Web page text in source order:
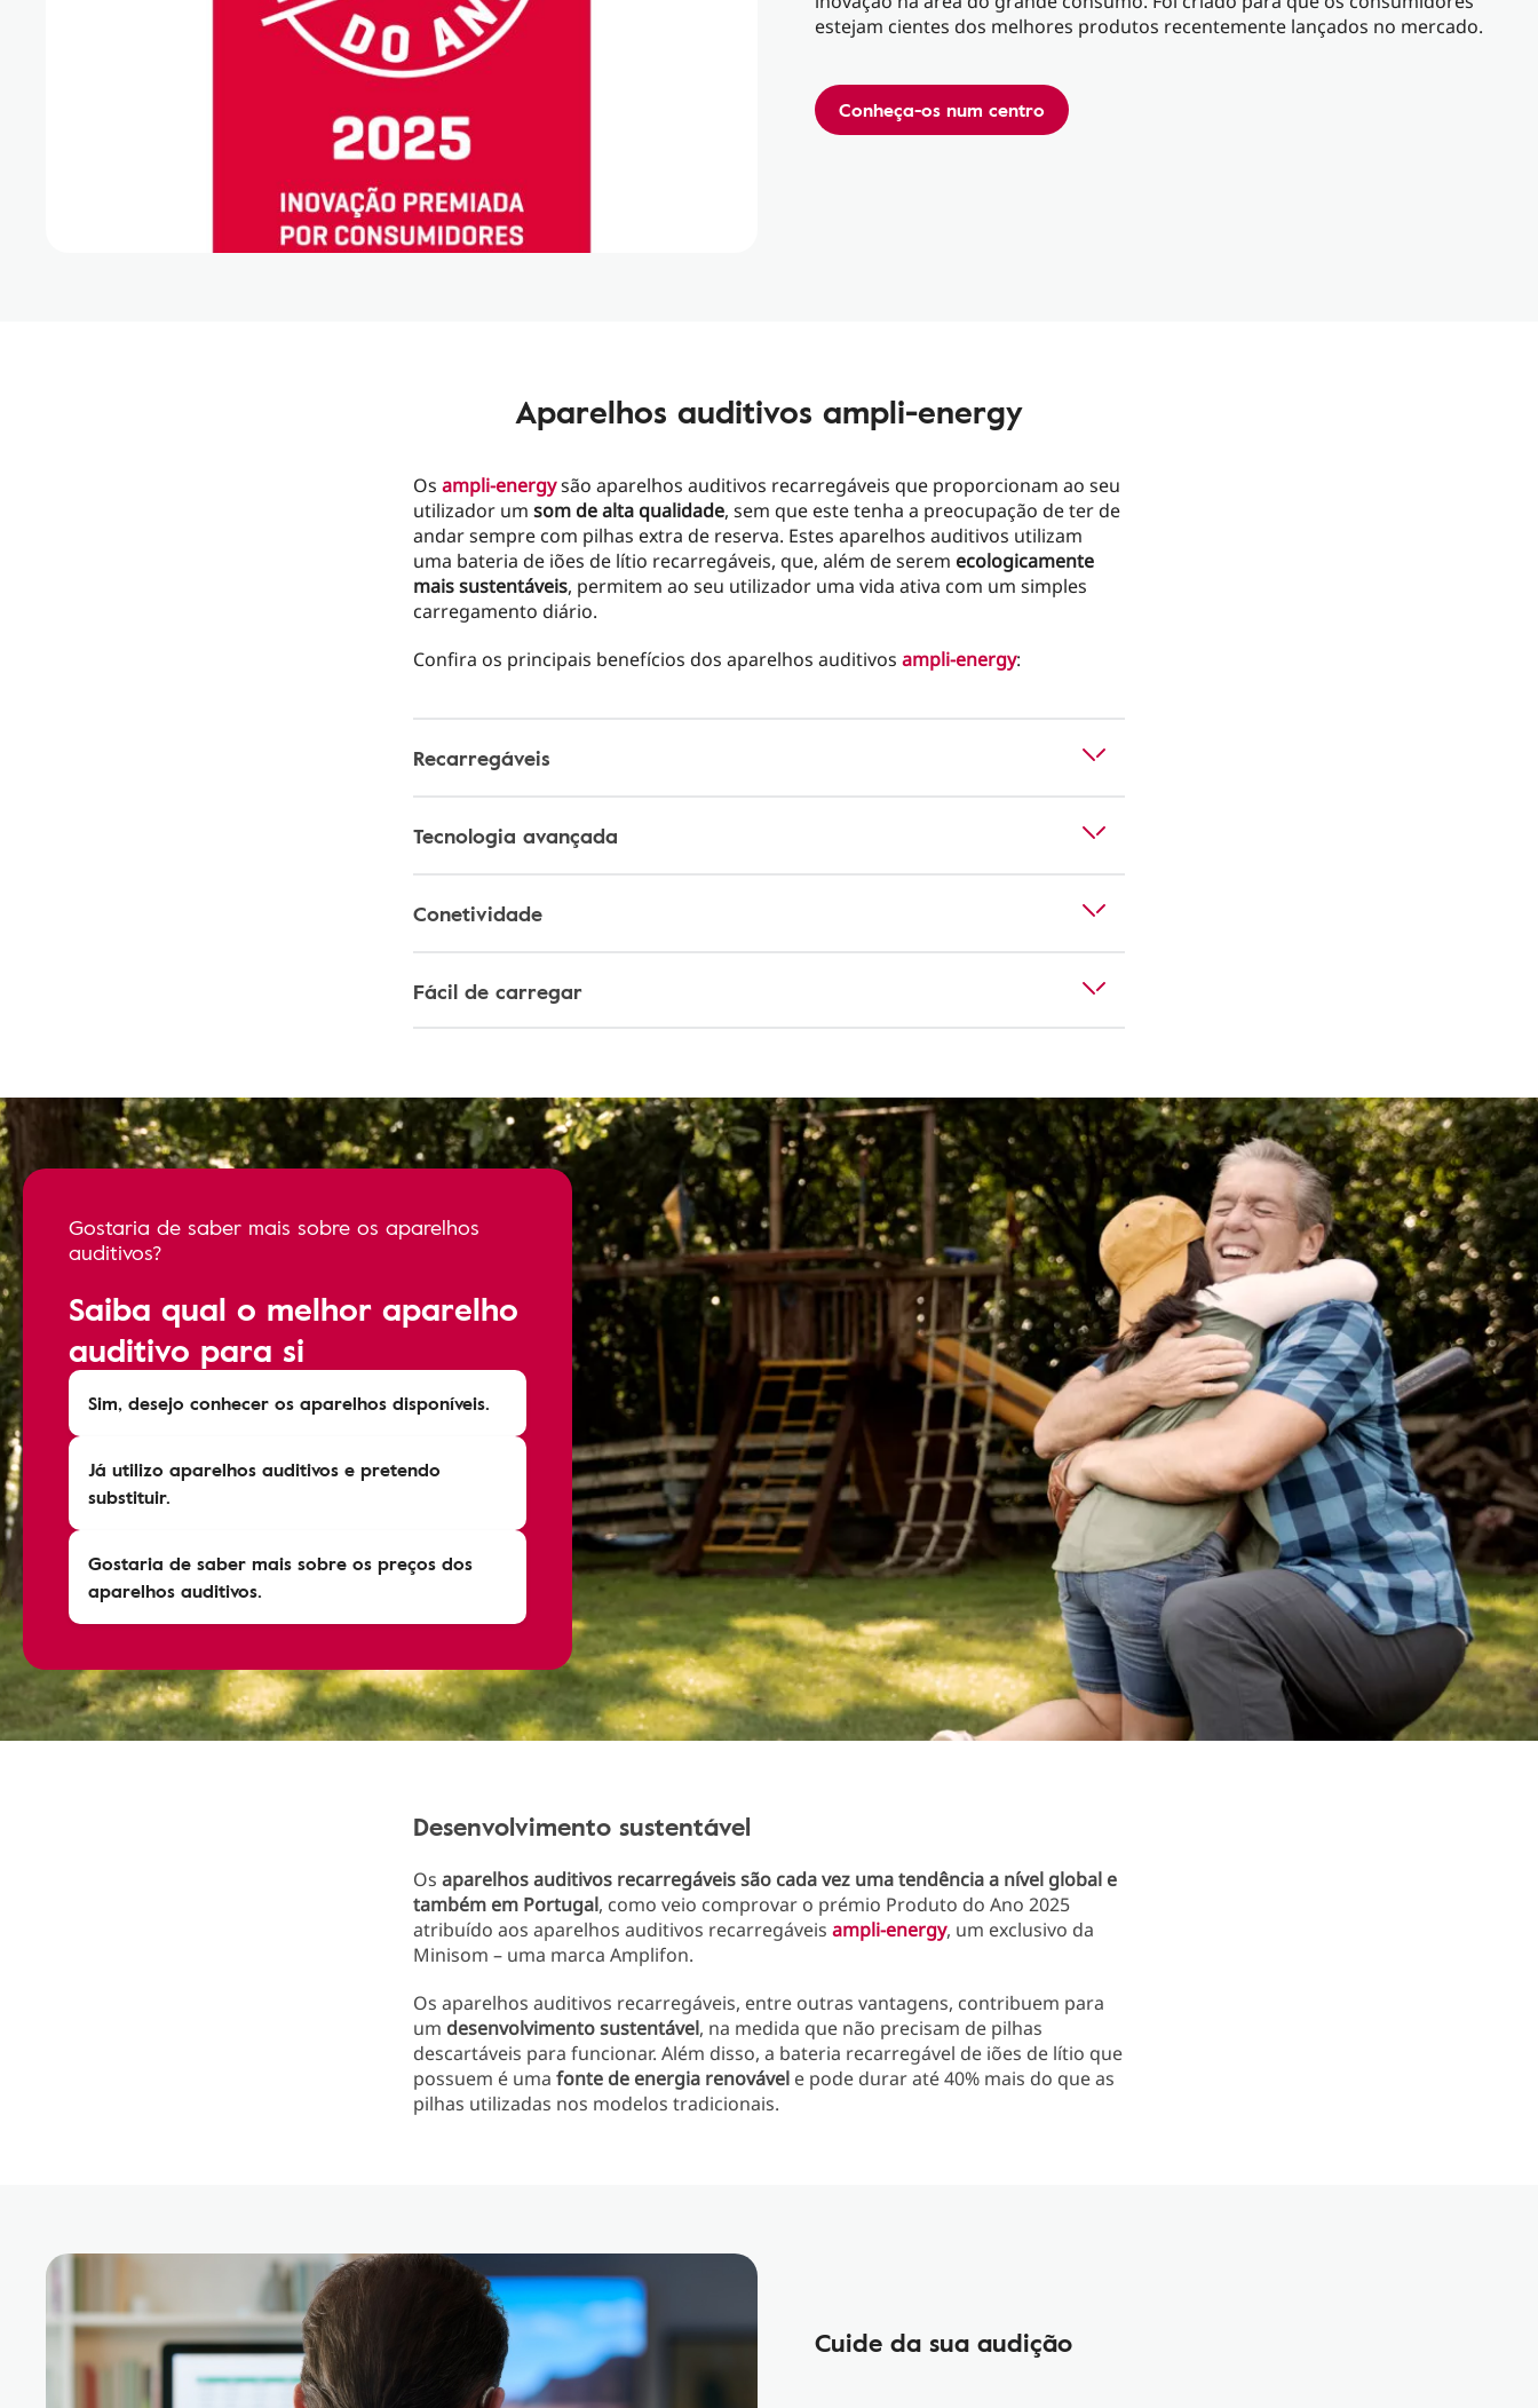
estejam cientes dos melhores produtos recentemente lançados no mercado.
Conheça-os num centro
Aparelhos auditivos ampli-energy
Os ampli-energysão aparelhos auditivos recarregáveis que proporcionam ao seu
utilizador um som de alta qualidade, sem que este tenha a preocupação de ter de
andar sempre com pilhas extra de reserva. Estes aparelhos auditivos utilizam
uma bateria de iões de lítio recarregáveis, que, além de serem ecologicamente
mais sustentáveis, permitem ao seu utilizador uma vida ativa com um simples
carregamento diário.
Confira os principais benefícios dos aparelhos auditivos ampli-energy:
Recarregáveis
Tecnologia avançada
Conetividade
Fácil de carregar
Gostaria de saber mais sobre os aparelhos
auditivos?
Saiba qual o melhor aparelho
auditivo para si
Sim, desejo conhecer os aparelhos disponíveis.
Já utilizo aparelhos auditivos e pretendo
substituir.
Gostaria de saber mais sobre os preços dos
aparelhos auditivos.
Desenvolvimento sustentável
Os aparelhos auditivos recarregáveis são cada vez uma tendência a nível global e
também em Portugal, como veio comprovar o prémio Produto do Ano 2025
atribuído aos aparelhos auditivos recarregáveis ampli-energy, um exclusivo da
Minisom – uma marca Amplifon.
Os aparelhos auditivos recarregáveis, entre outras vantagens, contribuem para
um desenvolvimento sustentável, na medida que não precisam de pilhas
descartáveis para funcionar. Além disso, a bateria recarregável de iões de lítio que
possuem é uma fonte de energia renovável e pode durar até 40% mais do que as
pilhas utilizadas nos modelos tradicionais.
Cuide da sua audição